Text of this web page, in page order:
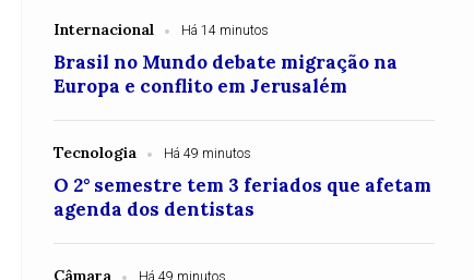
Internacional Há 14 minutos
Brasil no Mundo debate migração na
Europa e conflito em Jerusalém
Tecnologia Há 49 minutos
O 2° semestre tem 3 feriados que afetam
agenda dos dentistas
Câmara Há 49 minutos